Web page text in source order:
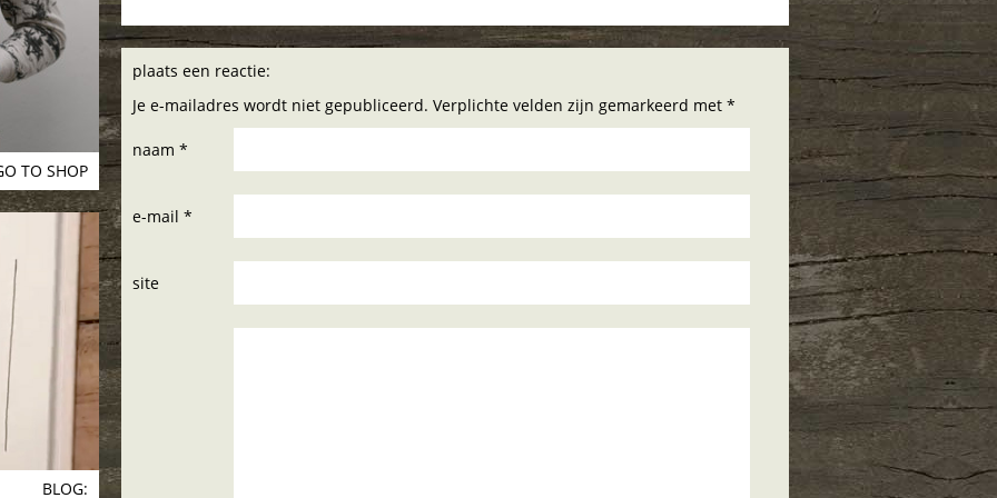
TO SHOP
BLOG:
plaats een reactie:
Je e-mailadres wordt niet gepubliceerd. Verplichte velden zijn gemarkeerd met *
naam *
e-mail *
site